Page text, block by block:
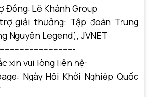
Đồng: Lê Khánh Group
giải thưởng: Tập đoàn Trung
Nguyên Legend), JVNET
xin vui lòng liên hệ:
Ngày Hội Khởi Nghiệp Quốc